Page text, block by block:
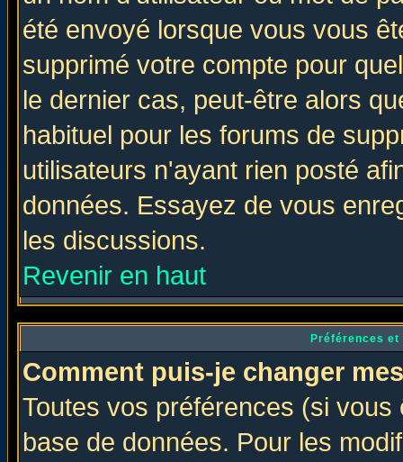
été envoyé lorsque vous vous
supprimé votre compte pour
le dernier cas, peut-être alors
habituel pour les forums de
utilisateurs n'ayant rien posté
données. Essayez de vous
les discussions.
Revenir en haut
Préférences
Comment puis-je changer
Toutes vos préférences (si
base de données. Pour les